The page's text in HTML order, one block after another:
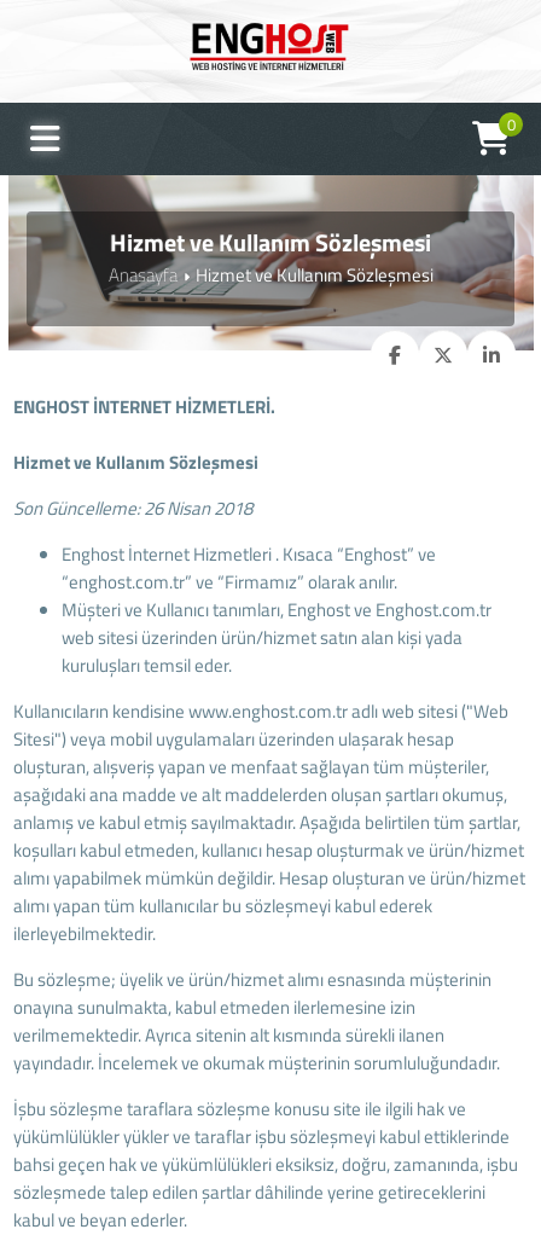
0
Hizmet ve Kullanım Sözleşmesi
Anasayfa Hizmet ve Kullanım Sözleşmesi
ENGHOST İNTERNET HİZMETLERİ.
Hizmet ve Kullanım Sözleşmesi
Son Güncelleme: 26 Nisan 2018
Enghost İnternet Hizmetleri . Kısaca “Enghost” ve
“enghost.com.tr” ve “Firmamız” olarak anılır.
Müşteri ve Kullanıcı tanımları, Enghost ve Enghost.com.tr
web sitesi üzerinden ürün/hizmet satın alan kişi yada
kuruluşları temsil eder.
Kullanıcıların kendisine www.enghost.com.tr adlı web sitesi ("Web
Sitesi") veya mobil uygulamaları üzerinden ulaşarak hesap
oluşturan, alışveriş yapan ve menfaat sağlayan tüm müşteriler,
aşağıdaki ana madde ve alt maddelerden oluşan şartları okumuş,
anlamış ve kabul etmiş sayılmaktadır. Aşağıda belirtilen tüm şartlar,
koşulları kabul etmeden, kullanıcı hesap oluşturmak ve ürün/hizmet
alımı yapabilmek mümkün değildir. Hesap oluşturan ve ürün/hizmet
alımı yapan tüm kullanıcılar bu sözleşmeyi kabul ederek
ilerleyebilmektedir.
Bu sözleşme; üyelik ve ürün/hizmet alımı esnasında müşterinin
onayına sunulmakta, kabul etmeden ilerlemesine izin
verilmemektedir. Ayrıca sitenin alt kısmında sürekli ilanen
yayındadır. İncelemek ve okumak müşterinin sorumluluğundadır.
İşbu sözleşme taraflara sözleşme konusu site ile ilgili hak ve
yükümlülükler yükler ve taraflar işbu sözleşmeyi kabul ettiklerinde
bahsi geçen hak ve yükümlülükleri eksiksiz, doğru, zamanında, işbu
sözleşmede talep edilen şartlar dâhilinde yerine getireceklerini
kabul ve beyan ederler.